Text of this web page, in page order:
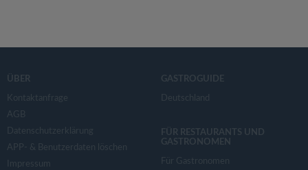
ÜBER
Kontaktanfrage
AGB
Datenschutzerklärung
APP- & Benutzerdaten löschen
Impressum
GASTROGUIDE
Deutschland
FÜR RESTAURANTS UND
GASTRONOMEN
Für Gastronomen